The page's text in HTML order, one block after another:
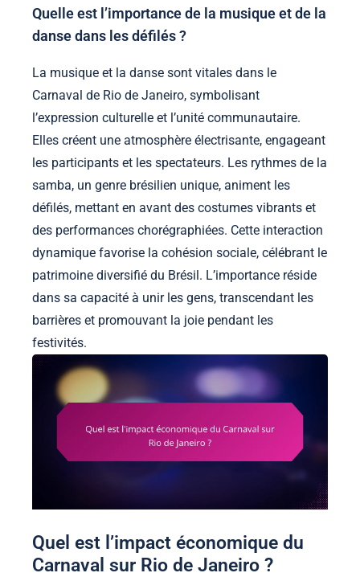
Quelle est l’importance de la musique et de la
danse dans les défilés ?
La musique et la danse sont vitales dans le
Carnaval de Rio de Janeiro, symbolisant
l’expression culturelle et l’unité communautaire.
Elles créent une atmosphère électrisante, engageant
les participants et les spectateurs. Les rythmes de la
samba, un genre brésilien unique, animent les
défilés, mettant en avant des costumes vibrants et
des performances chorégraphiées. Cette interaction
dynamique favorise la cohésion sociale, célébrant le
patrimoine diversifié du Brésil. L’importance réside
dans sa capacité à unir les gens, transcendant les
barrières et promouvant la joie pendant les
festivités.
Quel est l’impact économique du
Carnaval sur Rio de Janeiro ?